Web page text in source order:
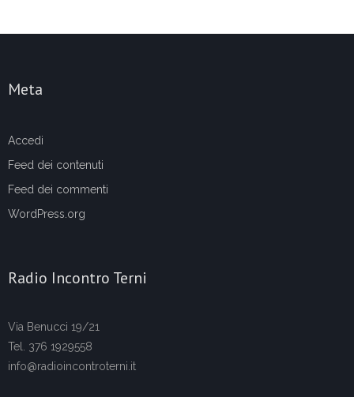
Meta
Accedi
Feed dei contenuti
Feed dei commenti
WordPress.org
Radio Incontro Terni
Via Benucci 19/21
Tel. 376 1929558
info@radioincontroterni.it